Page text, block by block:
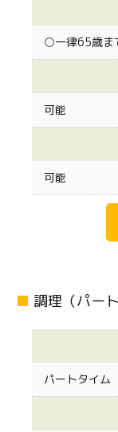
○一律65歳
可能
可能
調理（パー
パートタイム